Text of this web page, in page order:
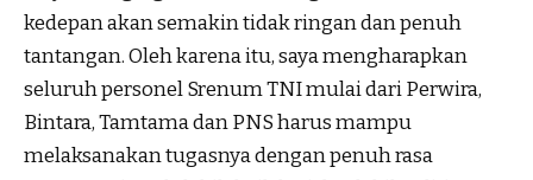
kedepan akan semakin tidak ringan dan penuh
tantangan. Oleh karena itu, saya mengharapkan
seluruh personel Srenum TNI mulai dari Perwira,
Bintara, Tamtama dan PNS harus mampu
melaksanakan tugasnya dengan penuh rasa